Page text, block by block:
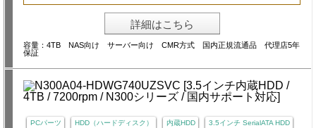
詳細はこちら
容量：4TB NAS向け サーバー向け CMR方式 国内正規流通品 代理店5年
保証
PCパーツ HDD（ハードディスク） 内蔵HDD 3.5インチ SerialATA HDD